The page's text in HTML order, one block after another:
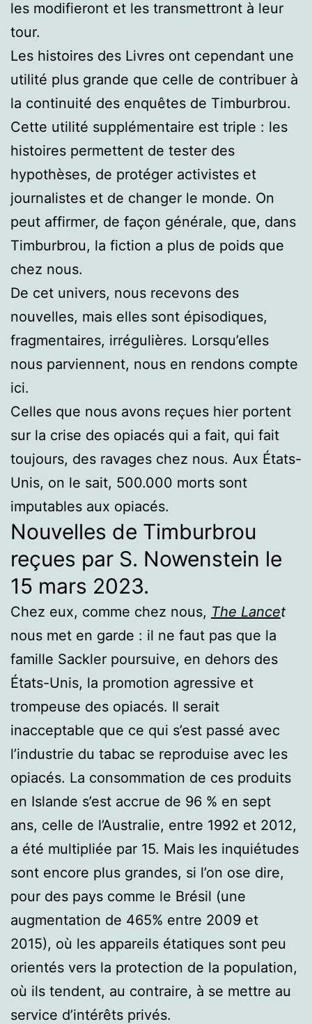
les modifieront et les transmettront à leur
tour.
Les histoires des Livres ont cependant une
utilité plus grande que celle de contribuer à
la continuité des enquêtes de Timburbrou.
Cette utilité supplémentaire est triple : les
histoires permettent de tester des
hypothèses, de protéger activistes et
journalistes et de changer le monde. On
peut affirmer, de façon générale, que, dans
Timburbrou, la fiction a plus de poids que
chez nous.
De cet univers, nous recevons des
nouvelles, mais elles sont épisodiques,
fragmentaires, irrégulières. Lorsqu’elles
nous parviennent, nous en rendons compte
ici.
Celles que nous avons reçues hier portent
sur la crise des opiacés qui a fait, qui fait
toujours, des ravages chez nous. Aux États-
Unis, on le sait, 500.000 morts sont
imputables aux opiacés.
Nouvelles de Timburbrou
reçues par S. Nowenstein le
15 mars 2023.
Chez eux, comme chez nous, The Lancet
nous met en garde : il ne faut pas que la
famille Sackler poursuive, en dehors des
États-Unis, la promotion agressive et
trompeuse des opiacés. Il serait
inacceptable que ce qui s’est passé avec
l’industrie du tabac se reproduise avec les
opiacés. La consommation de ces produits
en Islande s’est accrue de 96 % en sept
ans, celle de l’Australie, entre 1992 et 2012,
a été multipliée par 15. Mais les inquiétudes
sont encore plus grandes, si l’on ose dire,
pour des pays comme le Brésil (une
augmentation de 465% entre 2009 et
2015), où les appareils étatiques sont peu
orientés vers la protection de la population,
où ils tendent, au contraire, à se mettre au
service d’intérêts privés.